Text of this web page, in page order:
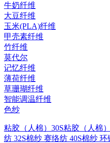
牛奶纤维
大豆纤维
玉米(PLA)纤维
甲壳素纤维
竹纤维
莫代尔
记忆纤维
薄荷纤维
草珊瑚纤维
智能调温纤维
色纱
粘胶（人棉）30S粘胶（人棉
纺 32S棉纱 赛络纺 40S棉纱 环